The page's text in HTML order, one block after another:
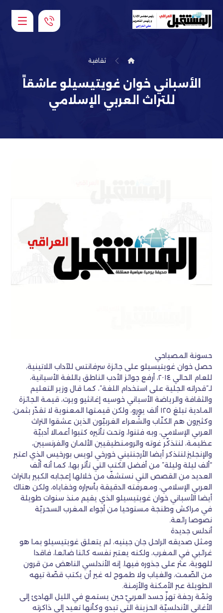
ثقافية
الأسباني خوان غويتيسيلو عاشقاً
للتراث العربي الإسلامي
حسونة المصباحي
حصل خوان غويتيسيلو على جائزة سرفانتس للآداب اللاتينية،
للعام الحالي ٢٠١٤، أرفع جوائز الأدب الناطق باللغة الأسبانية،
لـ”قدراته الجلية على استخدام اللغة”، كما قال وزير التعليم
والثقافة والرياضة الأسباني خوسيه إغانثيو ويرت، قيمة الجائزة
المادية تبلغ ١٢٥ ألف يورو، ولكن قيمتها المعنوية لا تقدّر بثمن.
وكثيرون هم الكتّاب والشّعراء الغربيّون الذين عشقوا التراث
العربي الإسلامي، وبه فتنوا، وتحت تأثيره كتبوا أعمالا أدبيّة
عظيمة، لنتذكّر غوته والرومنطيقيين الألمان والفرنسيين،
والإنجليز.لنتذكر أيضا الأرجنتيني خورخي لويس بورخيس الذي اعتبر
“ألف ليلة وليلة” من أفضل الكتب التي تأثر بها، كما أنه ألّف
العديد من القصص التي نستشفّ من خلالها إعجابه الكبير بالتراث
العربي الإسلامي، ومعرفته الدقيقة بأسراره وخفاياه، ولكن هناك
أيضا الأسباني خوان غويتيسيلو الذي يقيم منذ سنوات طويلة
في مراكش وطنجة مستوحيا من أجواء المغرب السحريّة
نصوصا رائعة.
أندلس جديدة
ومثل صديقه الراحل جان جينيه، لم يتعلق غويتيسيلو بما هو
غرائبي في المغرب، ولكنه يعتبر نفسه كائنا ضائعا، فاقدا
للهوية، عثر على جذوره فيها. إنه الأندلسي الناهض من قرون
من الصّمت، والغياب ولا طموح له غير أن يكتب قصّة تيهه
الطويلة عبر الأمكنة والأزمنة.
وثمّة رجفة تهزّ جسد العربيّ حين يستمع في الليل الهادئ إلى
الأغاني الأندلسيّة الحزينة التي تبدو وكأنها تعيد إلى ذاكرته